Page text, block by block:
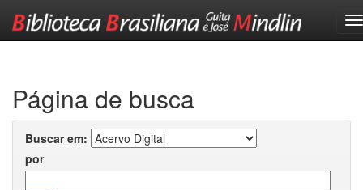
Página de busca
Buscar em:
por